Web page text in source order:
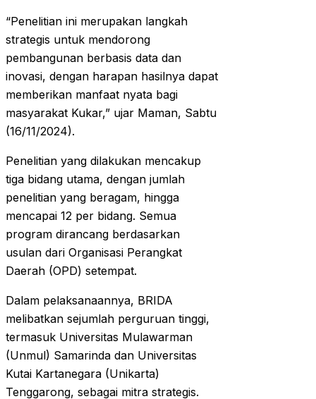
“Penelitian ini merupakan langkah
strategis untuk mendorong
pembangunan berbasis data dan
inovasi, dengan harapan hasilnya dapat
memberikan manfaat nyata bagi
masyarakat Kukar,” ujar Maman, Sabtu
(16/11/2024).
Penelitian yang dilakukan mencakup
tiga bidang utama, dengan jumlah
penelitian yang beragam, hingga
mencapai 12 per bidang. Semua
program dirancang berdasarkan
usulan dari Organisasi Perangkat
Daerah (OPD) setempat.
Dalam pelaksanaannya, BRIDA
melibatkan sejumlah perguruan tinggi,
termasuk Universitas Mulawarman
(Unmul) Samarinda dan Universitas
Kutai Kartanegara (Unikarta)
Tenggarong, sebagai mitra strategis.